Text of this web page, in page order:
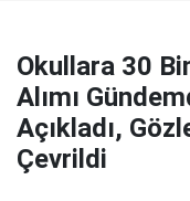
Okullara 30
Alımı
Açıkladı,
Çevrildi